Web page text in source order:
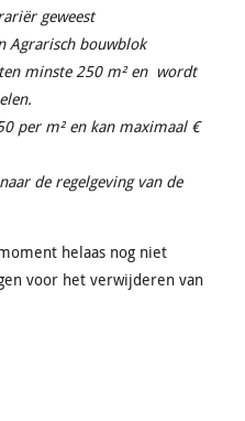
geweest
Agrarisch bouwblok
minste 250 m² en wordt
per m² en kan maximaal €
de regelgeving van de
helaas nog niet
voor het verwijderen van